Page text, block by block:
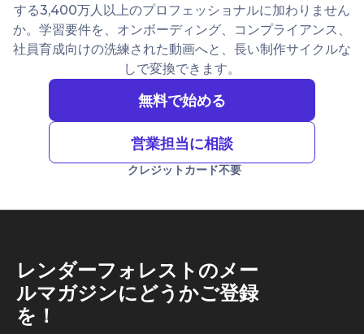
する3,400万人以上のプロフェッショナルに加わりません
か。学習要件を、オンボーディング、コンプライアンス、
社員育成向けの洗練された動画へと、長い制作サイクルな
しで変換できます。
無料で始める
営業担当に相談
クレジットカード不要
レンダーフォレストのメー
ルマガジンにどうかご登録
を！